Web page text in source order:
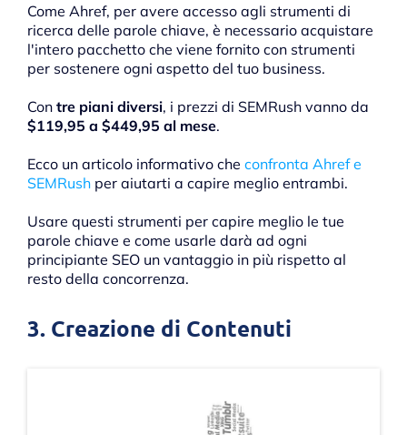
Come Ahref, per avere accesso agli strumenti di
ricerca delle parole chiave, è necessario acquistare
l'intero pacchetto che viene fornito con strumenti
per sostenere ogni aspetto del tuo business.
Con tre piani diversi, i prezzi di SEMRush vanno da
$119,95 a $449,95 al mese.
Ecco un articolo informativo che confronta Ahref e
SEMRush per aiutarti a capire meglio entrambi.
Usare questi strumenti per capire meglio le tue
parole chiave e come usarle darà ad ogni
principiante SEO un vantaggio in più rispetto al
resto della concorrenza.
3. Creazione di Contenuti